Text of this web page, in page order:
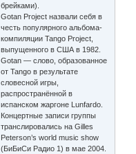
брейками).
Gotan Project назвали себя в
честь популярного альбома-
компиляции Tango Project,
выпущенного в США в 1982.
Gotan — слово, образованное
от Tango в результате
словесной игры,
распространённой в
испанском жаргоне Lunfardo.
Концертные записи группы
транслировались на Gilles
Peterson’s world music show
(БиБиСи Радио 1) в мае 2004.